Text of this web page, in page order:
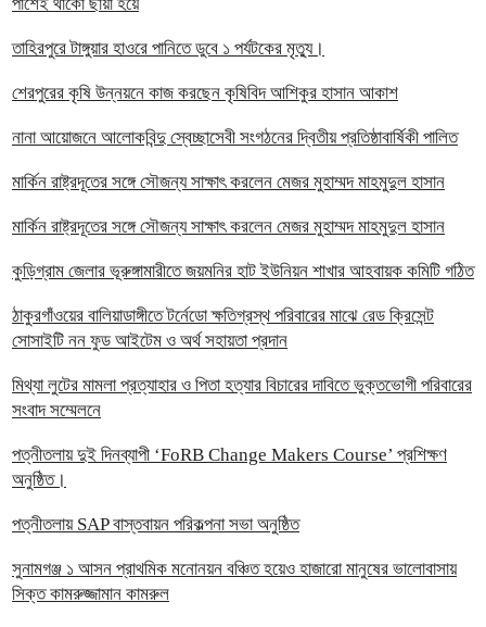
তাহিরপুরে টাঙ্গুয়ার হাওরে পানিতে ডুবে ১ পর্যটকের মৃত্যু।
শেরপুরের কৃষি উন্নয়নে কাজ করছেন কৃষিবিদ আশিকুর হাসান আকাশ
নানা আয়োজনে আলোকবিন্দু স্বেচ্ছাসেবী সংগঠনের দ্বিতীয় প্রতিষ্ঠাবার্ষিকী পালিত
মার্কিন রাষ্ট্রদূতের সঙ্গে সৌজন্য সাক্ষাৎ করলেন মেজর মুহাম্মদ মাহমুদুল হাসান
মার্কিন রাষ্ট্রদূতের সঙ্গে সৌজন্য সাক্ষাৎ করলেন মেজর মুহাম্মদ মাহমুদুল হাসান
কুড়িগ্রাম জেলার ভূরুঙ্গামারীতে জয়মনির হাট ইউনিয়ন শাখার আহবায়ক কমিটি গঠিত
ঠাকুরগাঁওয়ের বালিয়াডাঙ্গীতে টর্নেডো ক্ষতিগ্রস্থ পরিবারের মাঝে রেড ক্রিসেন্ট
সোসাইটি নন ফুড আইটেম ও অর্থ সহায়তা প্রদান
‎মিথ্যা লুটের মামলা প্রত্যাহার ও পিতা হত্যার বিচারের দাবিতে ভুক্তভোগী পরিবারের
সংবাদ সম্মেলনে
পত্নীতলায় দুই দিনব্যাপী ‘FoRB Change Makers Course’ প্রশিক্ষণ
অনুষ্ঠিত।
পত্নীতলায় SAP বাস্তবায়ন পরিকল্পনা সভা অনুষ্ঠিত
সুনামগঞ্জ ১ আসন প্রাথমিক মনোনয়ন বঞ্চিত হয়েও হাজারো মানুষের ভালোবাসায়
সিক্ত কামরুজ্জামান কামরুল